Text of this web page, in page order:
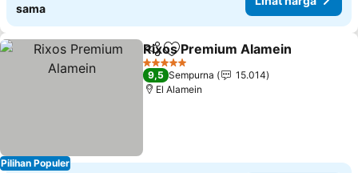
sama
Pilihan Populer
BagikanTambahkan ke favorit
Rixos Premium Alamein
5 Bintang
9,5 Sempurna
15.014
El Alamein